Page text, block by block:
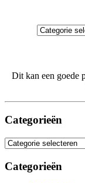
Categorieën
Dit kan een goede
Categorieën
Categorieën
Categorieën